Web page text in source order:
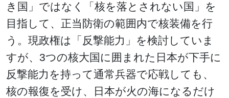
き国」ではなく「核を落とされない国」を
目指して、正当防衛の範囲内で核装備を行
う。現政権は「反撃能力」を検討していま
すが、3つの核大国に囲まれた日本が下手に
反撃能力を持って通常兵器で応戦しても、
核の報復を受け、日本が火の海になるだけ